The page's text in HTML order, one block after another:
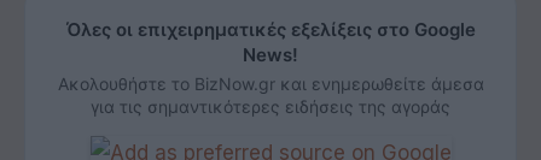
Όλες οι επιχειρηματικές εξελίξεις στο Google
News!
Ακολουθήστε το BizNow.gr και ενημερωθείτε άμεσα
για τις σημαντικότερες ειδήσεις της αγοράς